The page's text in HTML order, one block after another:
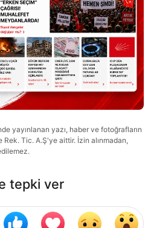
yayınlanan yazı, haber ve fotoğrafların
Tic. A.Ş'ye aittir. İzin alınmadan,
tepki ver